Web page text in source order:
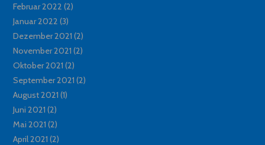
Februar 2022 (2)
Januar 2022 (3)
Dezember 2021 (2)
November 2021 (2)
Oktober 2021 (2)
September 2021 (2)
August 2021 (1)
Juni 2021 (2)
Mai 2021 (2)
April 2021 (2)